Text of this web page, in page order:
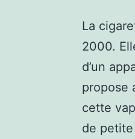
La
2000.
d’un
propose
cette
de